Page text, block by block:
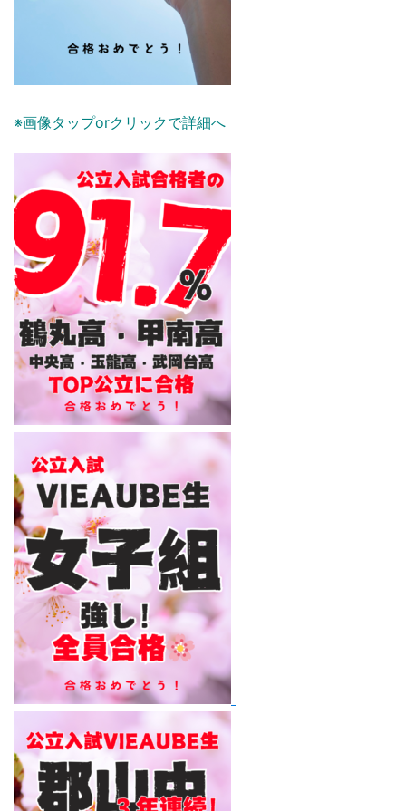
※画像タップorクリックで詳細へ